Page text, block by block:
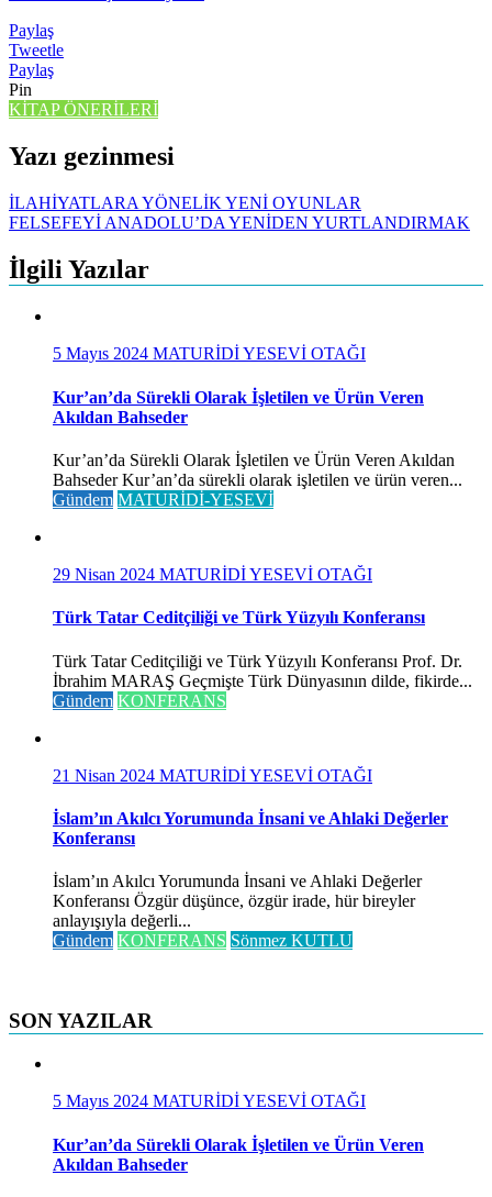
Paylaş
Tweetle
Paylaş
Pin
KİTAP ÖNERİLERİ
Yazı gezinmesi
İLAHİYATLARA YÖNELİK YENİ OYUNLAR
FELSEFEYİ ANADOLU’DA YENİDEN YURTLANDIRMAK
İlgili Yazılar
5 Mayıs 2024 MATURİDİ YESEVİ OTAĞI
Kur’an’da Sürekli Olarak İşletilen ve Ürün Veren
Akıldan Bahseder
Kur’an’da Sürekli Olarak İşletilen ve Ürün Veren Akıldan
Bahseder Kur’an’da sürekli olarak işletilen ve ürün veren...
Gündem MATURİDİ-YESEVİ
29 Nisan 2024 MATURİDİ YESEVİ OTAĞI
Türk Tatar Ceditçiliği ve Türk Yüzyılı Konferansı
Türk Tatar Ceditçiliği ve Türk Yüzyılı Konferansı Prof. Dr.
İbrahim MARAŞ Geçmişte Türk Dünyasının dilde, fikirde...
Gündem KONFERANS
21 Nisan 2024 MATURİDİ YESEVİ OTAĞI
İslam’ın Akılcı Yorumunda İnsani ve Ahlaki Değerler
Konferansı
İslam’ın Akılcı Yorumunda İnsani ve Ahlaki Değerler
Konferansı Özgür düşünce, özgür irade, hür bireyler
anlayışıyla değerli...
Gündem KONFERANS Sönmez KUTLU
SON YAZILAR
5 Mayıs 2024 MATURİDİ YESEVİ OTAĞI
Kur’an’da Sürekli Olarak İşletilen ve Ürün Veren
Akıldan Bahseder